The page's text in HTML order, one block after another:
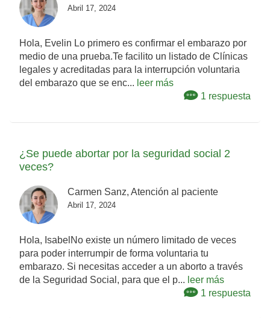
Abril 17, 2024
Hola, Evelin Lo primero es confirmar el embarazo por
medio de una prueba.Te facilito un listado de Clínicas
legales y acreditadas para la interrupción voluntaria
del embarazo que se enc... leer más
1 respuesta
¿Se puede abortar por la seguridad social 2
veces?
Carmen Sanz, Atención al paciente
Abril 17, 2024
Hola, IsabelNo existe un número limitado de veces
para poder interrumpir de forma voluntaria tu
embarazo. Si necesitas acceder a un aborto a través
de la Seguridad Social, para que el p... leer más
1 respuesta